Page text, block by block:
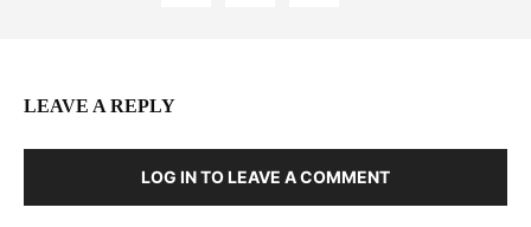
LEAVE A REPLY
LOG IN TO LEAVE A COMMENT